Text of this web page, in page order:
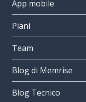
App mobile
Piani
Team
Blog di Memrise
Blog Tecnico